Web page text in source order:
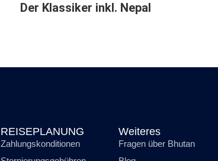
Der Klassiker inkl. Nepal
REISEPLANUNG
Zahlungskonditionen
Weiteres
Fragen über Bhutan